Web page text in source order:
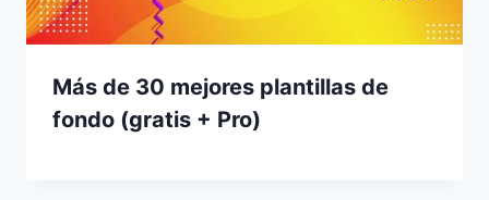
Más de 30 mejores plantillas de
fondo (gratis + Pro)